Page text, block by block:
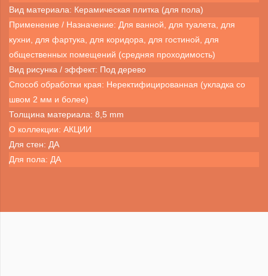
Вид материала: Керамическая плитка (для пола)
Применение / Назначение: Для ванной, для туалета, для
кухни, для фартука, для коридора, для гостиной, для
общественных помещений (средняя проходимость)
Вид рисунка / эффект: Под дерево
Способ обработки края: Неректифицированная (укладка со
швом 2 мм и более)
Толщина материала: 8,5 mm
О коллекции: АКЦИИ
Для стен: ДА
Для пола: ДА